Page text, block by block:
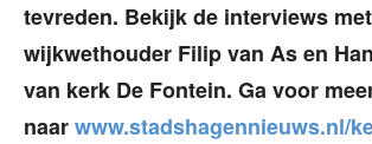
tevreden. Bekijk de interviews met
wijkwethouder Filip van As en
van kerk De Fontein. Ga voor
naarwww.stadshagennieuws.nl/